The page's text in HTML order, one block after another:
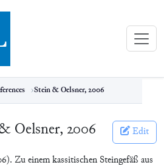
(eBL)
Stein & Oelsner, 2006
Oelsner, 2006 Edit
Zu einem kassitischen Steingefäß aus